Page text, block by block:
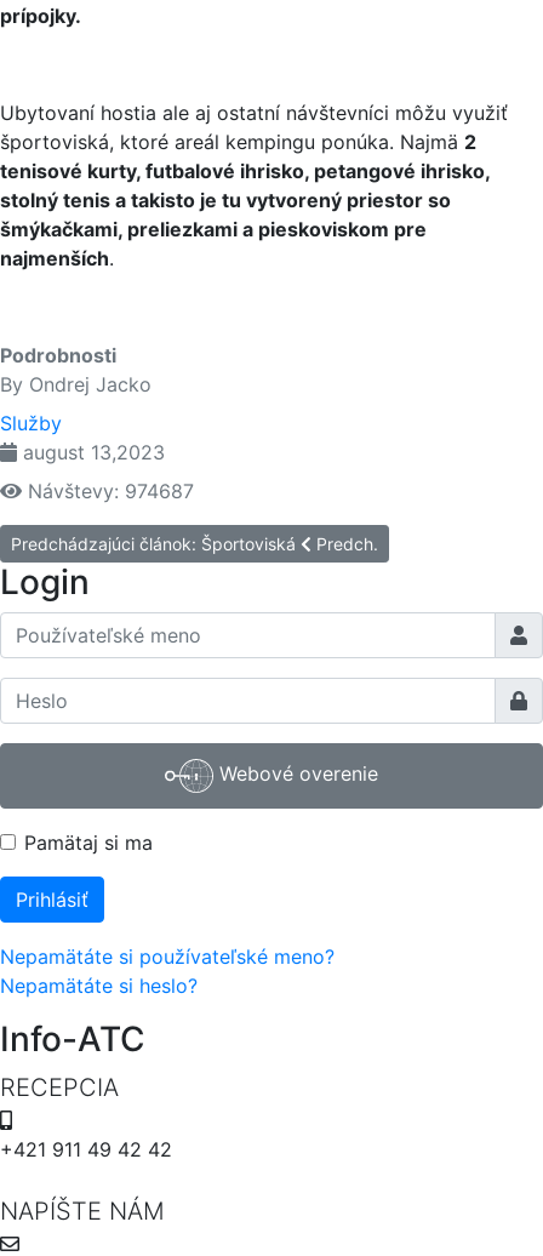
prípojky.
Ubytovaní hostia ale aj ostatní návštevníci môžu využiť
športoviská, ktoré areál kempingu ponúka. Najmä 2
tenisové kurty, futbalové ihrisko, petangové ihrisko,
stolný tenis a takisto je tu vytvorený priestor so
šmýkačkami, preliezkami a pieskoviskom pre
najmenších.
Podrobnosti
By Ondrej Jacko
Služby
august 13,2023
Návštevy: 974687
Predchádzajúci článok: Športoviská Predch.
Login
Webové overenie
Pamätaj si ma
Prihlásiť
Nepamätáte si používateľské meno?
Nepamätáte si heslo?
Info-ATC
RECEPCIA
+421 911 49 42 42
NAPÍŠTE NÁM